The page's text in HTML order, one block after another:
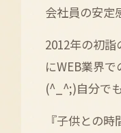
会社員の安定
2012年の初
にWEB業界
(^_^;)自分で
『子供との